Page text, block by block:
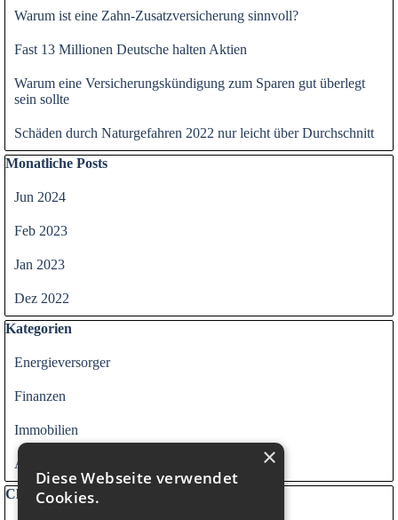
Warum ist eine Zahn-Zusatzversicherung sinnvoll?
Fast 13 Millionen Deutsche halten Aktien
Warum eine Versicherungskündigung zum Sparen gut überlegt
sein sollte
Schäden durch Naturgefahren 2022 nur leicht über Durchschnitt
Block überspringen Monatliche Posts
Monatliche Posts
Jun 2024
Feb 2023
Jan 2023
Dez 2022
Block überspringen Kategorien
Kategorien
Energieversorger
Finanzen
Immobilien
Alle Kategorien
Block überspringen Clouds
Clouds
×
Diese Webseite verwendet
Cookies.